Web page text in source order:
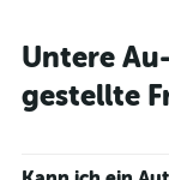
Untere
gestellte